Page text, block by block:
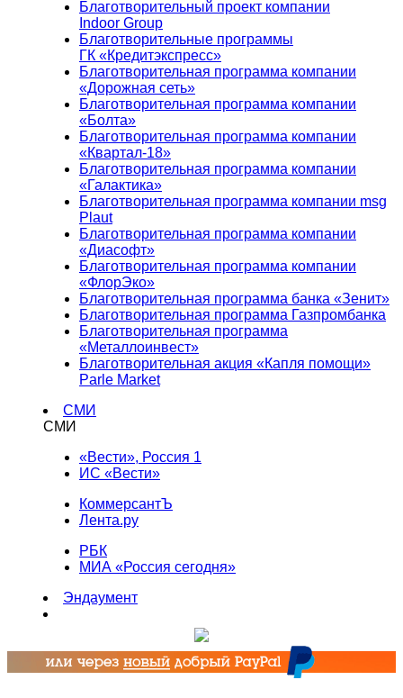
Благотворительный проект компании
Indoor Group
Благотворительные программы
ГК «Кредитэкспресс»
Благотворительная программа компании
«Дорожная сеть»
Благотворительная программа компании
«Болта»
Благотворительная программа компании
«Квартал-18»
Благотворительная программа компании
«Галактика»
Благотворительная программа компании msg
Plaut
Благотворительная программа компании
«Диасофт»
Благотворительная программа компании
«ФлорЭко»
Благотворительная программа банка «Зенит»
Благотворительная программа Газпромбанка
Благотворительная программа
«Металлоинвест»
Благотворительная акция «Капля помощи»
Parle Market
СМИ
СМИ
«Вести», Россия 1
ИС «Вести»
КоммерсантЪ
Лента.ру
РБК
МИА «Россия сегодня»
Эндаумент